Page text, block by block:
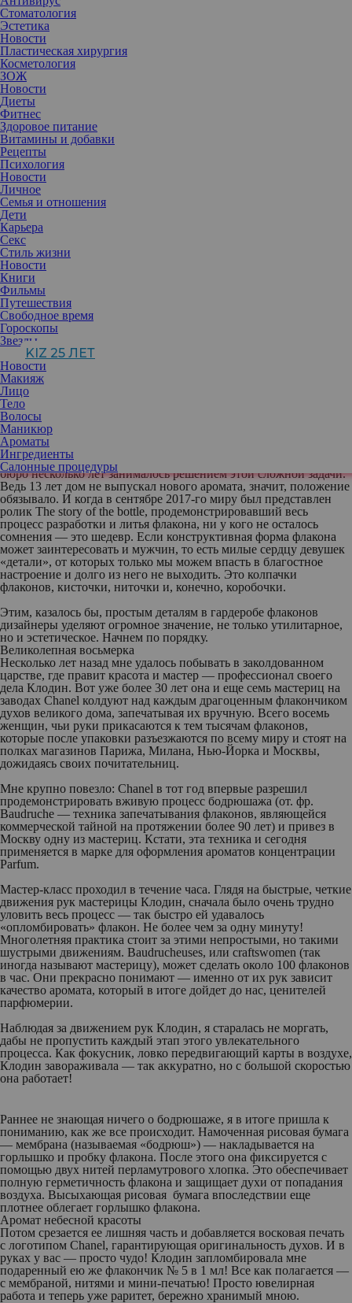
Стоматология
Эстетика
Новости
Пластическая хирургия
Косметология
ЗОЖ
Новости
Диеты
Фитнес
Здоровое питание
Витамины и добавки
Рецепты
Психология
Новости
Личное
Семья и отношения
Дети
Карьера
Секс
Стиль жизни
Новости
Книги
Фильмы
Путешествия
Свободное время
Гороскопы
Звезды
KIZ 25 ЛЕТ
Новости
Макияж
Лицо
Тело
Волосы
Маникюр
Ароматы
Ингредиенты
Салонные процедуры
разработки красивых флаконов для духов парфюмерные марки и
модные дома не тратят ни сил, ни времени, ни тем более
средств. Не будем ходить далеко, обращаясь к искусству мэтров,
великого Рене Лалик или знаменитого на весь свет Фаберже, а
вернемся в наше время, наши дни и вспомним флакон для духов
Gabrielle Chanel. Чтобы его придумать, конструкторы потратили
не один год, ведь пузырек должен был одновременно
подчеркнуть преемственность уже имеющимся знаменитым
формам флаконов модного дома и в то же время показать
качественный современный скачок в дизайнерском исполнении
новой модели. Труд был колоссальным — целое архитектурное
бюро несколько лет занималось решением этой сложной задачи.
Ведь 13 лет дом не выпускал нового аромата, значит, положение
обязывало. И когда в сентябре 2017-го миру был представлен
ролик The story of the bottle, продемонстрировавший весь
процесс разработки и литья флакона, ни у кого не осталось
сомнения — это шедевр. Если конструктивная форма флакона
может заинтересовать и мужчин, то есть милые сердцу девушек
«детали», от которых только мы можем впасть в благостное
настроение и долго из него не выходить. Это колпачки
флаконов, кисточки, ниточки и, конечно, коробочки.
Этим, казалось бы, простым деталям в гардеробе флаконов
дизайнеры уделяют огромное значение, не только утилитарное,
но и эстетическое. Начнем по порядку.
Великолепная восьмерка
Несколько лет назад мне удалось побывать в заколдованном
царстве, где правит красота и мастер — профессионал своего
дела Клодин. Вот уже более 30 лет она и еще семь мастериц на
заводах Chanel колдуют над каждым драгоценным флакончиком
духов великого дома, запечатывая их вручную. Всего восемь
женщин, чьи руки прикасаются к тем тысячам флаконов,
которые после упаковки разъезжаются по всему миру и стоят на
полках магазинов Парижа, Милана, Нью-Йорка и Москвы,
дожидаясь своих почитательниц.
Мне крупно повезло: Chanel в тот год впервые разрешил
продемонстрировать вживую процесс бодрюшажа (от. фр.
Baudruche — техника запечатывания флаконов, являющейся
коммерческой тайной на протяжении более 90 лет) и привез в
Москву одну из мастериц. Кстати, эта техника и сегодня
применяется в марке для оформления ароматов концентрации
Parfum.
Мастер-класс проходил в течение часа. Глядя на быстрые, четкие
движения рук мастерицы Клодин, сначала было очень трудно
уловить весь процесс — так быстро ей удавалось
«опломбировать» флакон. Не более чем за одну минуту!
Многолетняя практика стоит за этими непростыми, но такими
шустрыми движениям. Baudrucheuses, или craftswomen (так
иногда называют мастерицу), может сделать около 100 флаконов
в час. Они прекрасно понимают — именно от их рук зависит
качество аромата, который в итоге дойдет до нас, ценителей
парфюмерии.
Наблюдая за движением рук Клодин, я старалась не моргать,
дабы не пропустить каждый этап этого увлекательного
процесса. Как фокусник, ловко передвигающий карты в воздухе,
Клодин завораживала — так аккуратно, но с большой скоростью
она работает!
Раннее не знающая ничего о бодрюшаже, я в итоге пришла к
пониманию, как же все происходит. Намоченная рисовая бумага
— мембрана (называемая «бодрюш») — накладывается на
горлышко и пробку флакона. После этого она фиксируется с
помощью двух нитей перламутрового хлопка. Это обеспечивает
полную герметичность флакона и защищает духи от попадания
воздуха. Высыхающая рисовая бумага впоследствии еще
плотнее облегает горлышко флакона.
Аромат небесной красоты
Потом срезается ее лишняя часть и добавляется восковая печать
с логотипом Chanel, гарантирующая оригинальность духов. И в
руках у вас — просто чудо! Клодин запломбировала мне
подаренный ею же флакончик № 5 в 1 мл! Все как полагается —
с мембраной, нитями и мини-печатью! Просто ювелирная
работа и теперь уже раритет, бережно хранимый мною.